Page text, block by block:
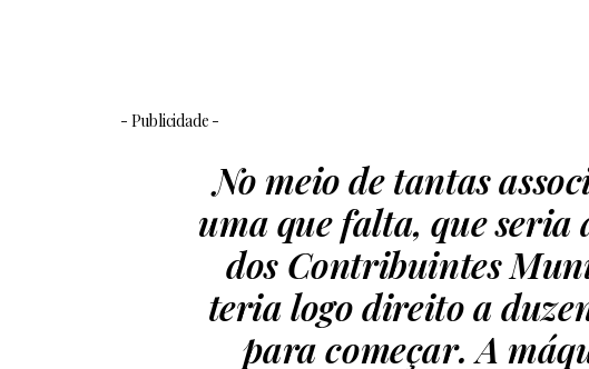
- Publicidade -
No meio de tantas
uma que falta, que seria
dos Contribuintes
teria logo direito a
para começar. A